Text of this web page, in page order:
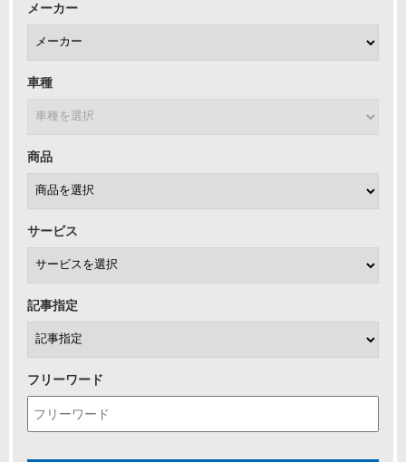
メーカー
車種
商品
サービス
記事指定
フリーワード